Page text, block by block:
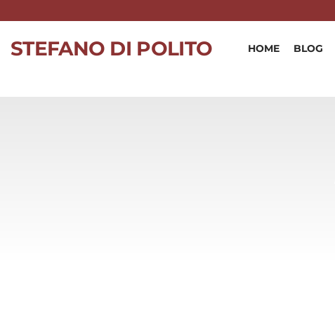
Skip to content
STEFANO DI POLITO HOME BLOG